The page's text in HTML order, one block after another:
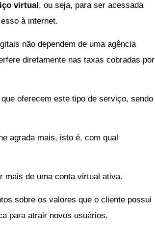
virtual, ou seja, para ser acessada
à internet.
não dependem de uma agência
diretamente nas taxas cobradas por
oferecem este tipo de serviço, sendo
agrada mais, isto é, com qual
mais de uma conta virtual ativa.
sobre os valores que o cliente possui
para atrair novos usuários.